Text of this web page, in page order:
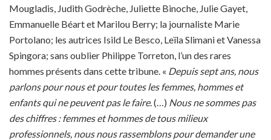
Mougladis, Judith Godrèche, Juliette Binoche, Julie Gayet,
Emmanuelle Béart et Marilou Berry; la journaliste Marie
Portolano; les autrices Isild Le Besco, Leïla Slimani et Vanessa
Spingora; sans oublier Philippe Torreton, l’un des rares
hommes présents dans cette tribune. « Depuis sept ans, nous
parlons pour nous et pour toutes les femmes, hommes et
enfants qui ne peuvent pas le faire. (…) Nous ne sommes pas
des chiffres : femmes et hommes de tous milieux
professionnels, nous nous rassemblons pour demander une